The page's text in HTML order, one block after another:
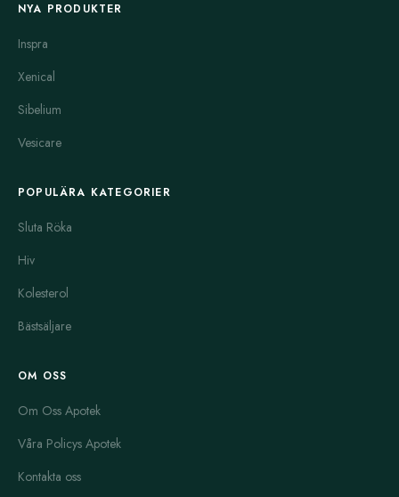
NYA PRODUKTER
Inspra
Xenical
Sibelium
Vesicare
POPULÄRA KATEGORIER
Sluta Röka
Hiv
Kolesterol
Bästsäljare
OM OSS
Om Oss Apotek
Våra Policys Apotek
Kontakta oss